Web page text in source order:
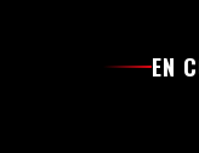
EN